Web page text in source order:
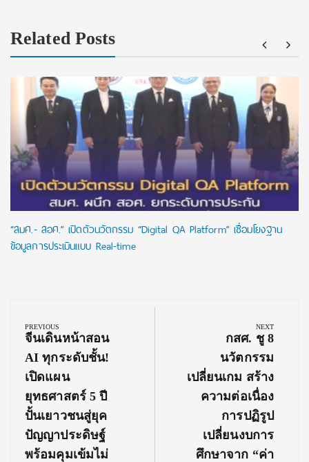
Related Posts
“สมศ.- สอศ.” เปิดตัวนวัตกรรม “Digital QA Platform” เชื่อมโยงฐาน
ข้อมูลการประเมินแบบ Real-time
navigation
PREVIOUS
Previous
Post:
จีนเดินหน้าสอน
AI ทุกระดับชั้น!
เปิดแผน
ยุทธศาสตร์ 5 ปี
ปั้นเยาวชนสู่ยุค
ปัญญาประดิษฐ์
พร้อมคุมเข้มไม่
NEXT
Next
Post:
กสศ. ชู 8
นวัตกรรม
เปลี่ยนเกม สร้าง
ความต่อเนื่อง
การปฏิรูป
เปลี่ยนงบการ
ศึกษาจาก “ค่า